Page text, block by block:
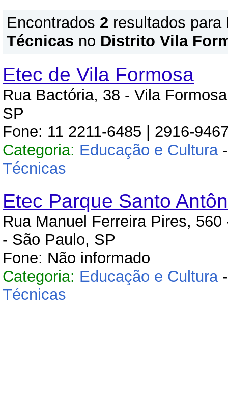
Encontrados 2 resultados para
Técnicas no Distrito Vila
Etec de Vila Formosa
Rua Bactória, 38 - Vila
SP
Fone: 11 2211-6485 | 2916-
Categoria: Educação e Cultura
Técnicas
Etec Parque Santo
Rua Manuel Ferreira Pires,
- São Paulo, SP
Fone: Não informado
Categoria: Educação e Cultura
Técnicas